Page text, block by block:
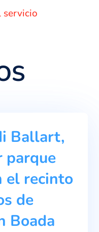
servicio
Ballart,
parque
el recinto
de
Boada